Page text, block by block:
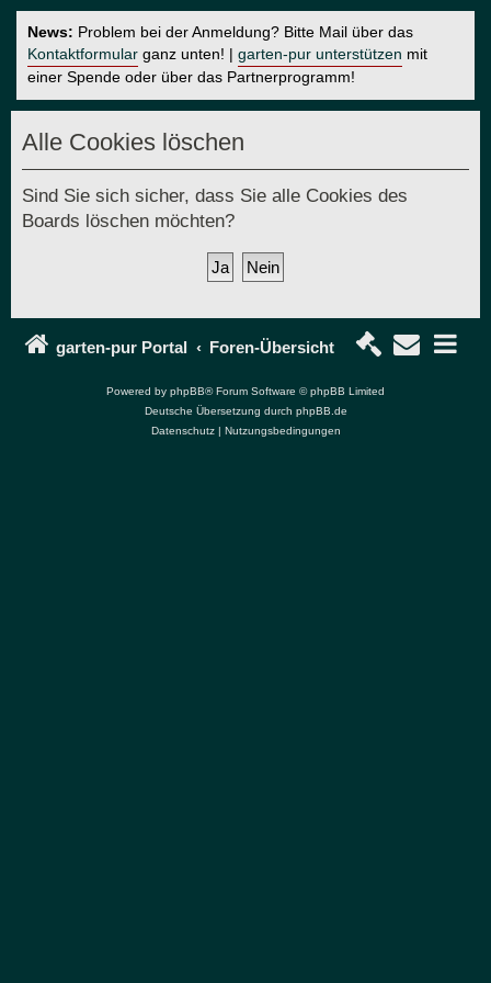
News: Problem bei der Anmeldung? Bitte Mail über das
Kontaktformular ganz unten! | garten-pur unterstützen mit
einer Spende oder über das Partnerprogramm!
Alle Cookies löschen
Sind Sie sich sicher, dass Sie alle Cookies des
Boards löschen möchten?
garten-pur Portal Foren-Übersicht
Powered by phpBB® Forum Software © phpBB Limited
Deutsche Übersetzung durch phpBB.de
Datenschutz| Nutzungsbedingungen